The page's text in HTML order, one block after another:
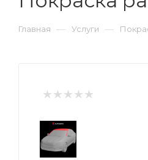
Главная — Услуги —